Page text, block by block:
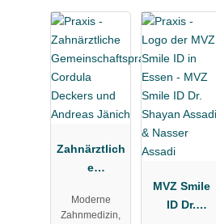
Zahnärztlich
e
ftspraxis
Moderne
Zahnmedizin,
MVZ Smile
ID Dr.